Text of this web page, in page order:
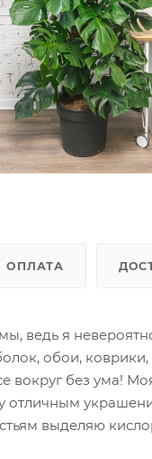
ОПЛАТА
ведь я
обои,
вокруг без ума!
отличным
выделяю